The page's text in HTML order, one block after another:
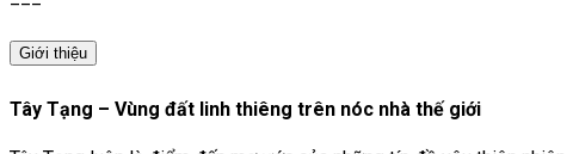
Giới thiệu
Tây Tạng – Vùng đất linh thiêng trên nóc nhà thế giới